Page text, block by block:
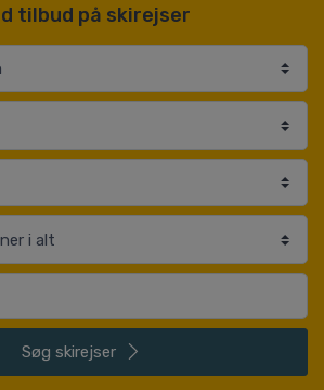
tilbud på skirejser
Søg skirejser